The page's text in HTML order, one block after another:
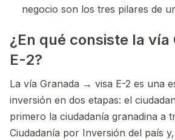
negocio son los tres pilares de
¿En qué consiste la
E-2?
La vía Granada → visa E-2 es una
inversión en dos etapas: el
primero la ciudadanía granadina a
Ciudadanía por Inversión del país